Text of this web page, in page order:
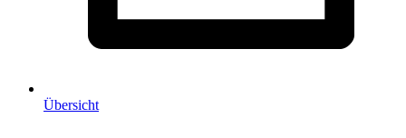
Übersicht